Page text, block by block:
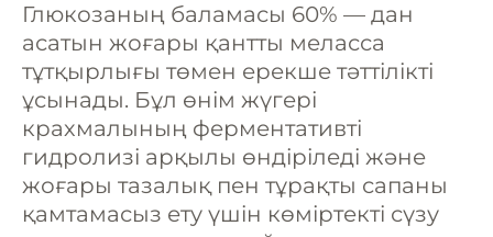
Глюкозаның баламасы 60% — дан
асатын жоғары қантты меласса
тұтқырлығы төмен ерекше тәттілікті
ұсынады. Бұл өнім жүгері
крахмалының ферментативті
гидролизі арқылы өндіріледі және
жоғары тазалық пен тұрақты сапаны
қамтамасыз ету үшін көміртекті сүзу